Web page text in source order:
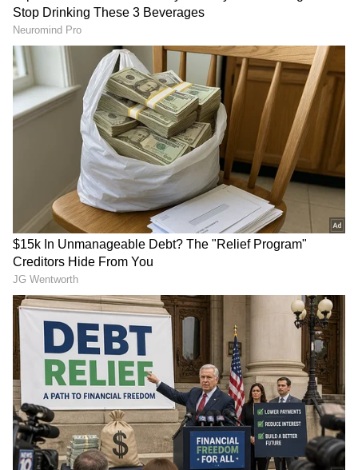
2
Image Credit :Instagram
ಬೆಂಡೆಕಾಯಿಯ ಜಿಗುಟುತನಕ್ಕೆ ಮೊಸರೇ ಸರಳ ಪರಿಹಾರ!
ಬೆಂಡೆಕಾಯಿಯ ಜಿಗುಟುತನಕ್ಕೆ ಮೊಸರೇ ಸರಳ ಪರಿಹಾರ!
ಬೆಂಡೆಕಾಯಿಯ ಒಳಗೆ 'ಮ್ಯೂಸಿಲೇಜ್' (Mucilage) ಎಂಬ
ನೈಸರ್ಗಿಕ ಜಿಗುಟು ಪದಾರ್ಥ ಇರುತ್ತದೆ. ಬೆಂಡೆಕಾಯಿಯನ್ನು
ಕತ್ತರಿಸುವಾಗ ಅಥವಾ ಬೇಯಿಸುವಾಗ ಇದು ಹೊರಬರಲು
ಪ್ರಾರಂಭಿಸುತ್ತದೆ. ಇಂತಹ ಸಂದರ್ಭದಲ್ಲಿ, ಪಲ್ಯ ಮಾಡುವಾಗ
ಸ್ವಲ್ಪ ಮೊಸರು (Curd) ಸೇರಿಸುವುದರಿಂದ ಅದರ ಜಿಗುಟುತನ
ಸಂಪೂರ್ಣವಾಗಿ ಇಲ್ಲವಾಗುತ್ತದೆ. ಇದು ಅಜ್ಜಿ-ತಾತನ
ಕಾಲದಿಂದಲೂ ಬಳಸಲಾಗುತ್ತಿರುವ ಸಾಂಪ್ರದಾಯಿಕ
ವಿಧಾನವಾಗಿದೆ. ಮೊಸರಿನಲ್ಲಿರುವ ನೈಸರ್ಗಿಕ ಆಮ್ಲೀಯ